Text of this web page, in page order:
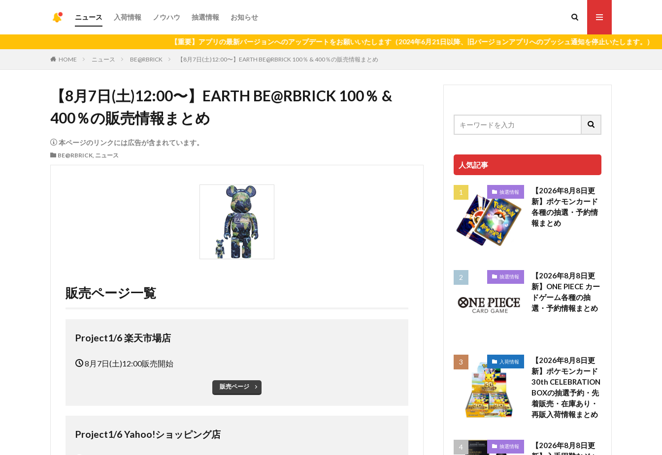
ニュース 入荷情報 ノウハウ 抽選情報 お知らせ
【重要】アプリの最新バージョンへのアップデートをお願いいたします（2024年6月21日以降、旧バージョンアプリへのプッシュ通知を停止いたします。）
HOME ニュース BE@RBRICK 【8月7日(土)12:00〜】EARTH BE@RBRICK 100％ & 400％の販売情報まとめ
【8月7日(土)12:00〜】EARTH BE@RBRICK 100％ &
400％の販売情報まとめ
本ページのリンクには広告が含まれています。
BE@RBRICK, ニュース
販売ページ一覧
Project1/6 楽天市場店
8月7日(土)12:00販売開始
販売ページ
Project1/6 Yahoo!ショッピング店
人気記事
抽選情報
【2026年8月8日更
新】ポケモンカード
各種の抽選・予約情
報まとめ
抽選情報
【2026年8月8日更
新】ONE PIECE カー
ドゲーム各種の抽
選・予約情報まとめ
入荷情報
【2026年8月8日更
新】ポケモンカード
30th CELEBRATION
BOXの抽選予約・先
着販売・在庫あり・
再販入荷情報まとめ
抽選情報
【2026年8月8日更